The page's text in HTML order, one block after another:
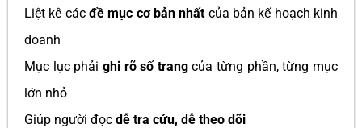
Liệt kê các đề mục cơ bản nhất của bản kế hoạch kinh
doanh
Mục lục phải ghi rõ số trangcủa từng phần, từng mục
lớn nhỏ
Giúp người đọc dễ tra cứu, dễ theo dõi